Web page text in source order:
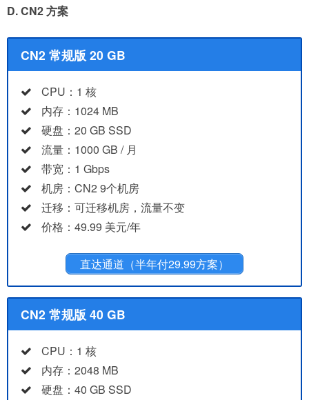
D. CN2 方案
CN2 常规版 20 GB
CPU：1 核
内存：1024 MB
硬盘：20 GB SSD
流量：1000 GB / 月
带宽：1 Gbps
机房：CN2 9个机房
迁移：可迁移机房，流量不变
价格：49.99 美元/年
直达通道（半年付29.99方案）
CN2 常规版 40 GB
CPU：1 核
内存：2048 MB
硬盘：40 GB SSD